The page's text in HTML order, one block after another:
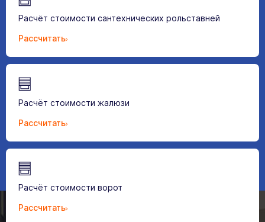
Расчёт стоимости сантехнических рольставней
Рассчитать
Расчёт стоимости жалюзи
Рассчитать
Расчёт стоимости ворот
Рассчитать